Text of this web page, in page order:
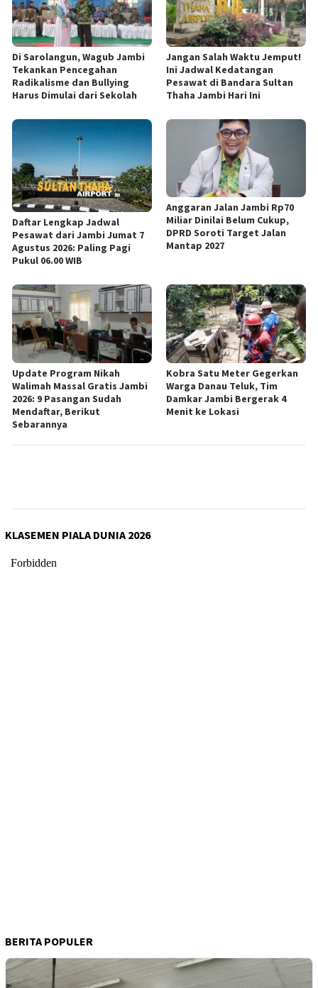
Di Sarolangun, Wagub Jambi
Tekankan Pencegahan
Radikalisme dan Bullying
Harus Dimulai dari Sekolah
Jangan Salah Waktu Jemput!
Ini Jadwal Kedatangan
Pesawat di Bandara Sultan
Thaha Jambi Hari Ini
Daftar Lengkap Jadwal
Pesawat dari Jambi Jumat 7
Agustus 2026: Paling Pagi
Pukul 06.00 WIB
Anggaran Jalan Jambi Rp70
Miliar Dinilai Belum Cukup,
DPRD Soroti Target Jalan
Mantap 2027
Update Program Nikah
Walimah Massal Gratis Jambi
2026: 9 Pasangan Sudah
Mendaftar, Berikut
Sebarannya
Kobra Satu Meter Gegerkan
Warga Danau Teluk, Tim
Damkar Jambi Bergerak 4
Menit ke Lokasi
KLASEMEN PIALA DUNIA 2026
BERITA POPULER